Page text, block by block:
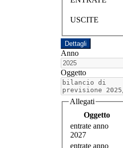
USCITE
Dettagli
Anno
Oggetto
Allegati
Oggetto
entrate anno
2027
entrate anno